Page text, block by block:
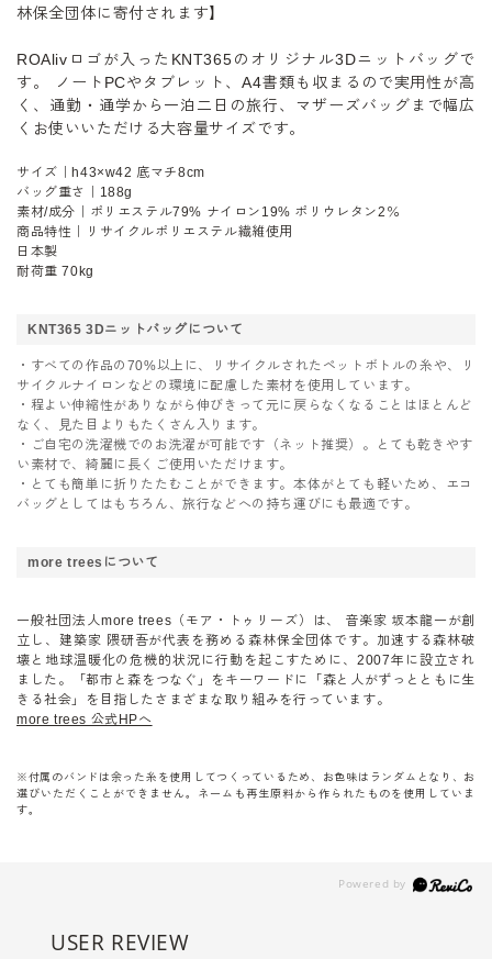
林保全団体に寄付されます】
ROAlivロゴが入ったKNT365のオリジナル3Dニットバッグで
す。 ノートPCやタブレット、A4書類も収まるので実用性が高
く、通勤・通学から一泊二日の旅行、マザーズバッグまで幅広
くお使いいただける大容量サイズです。
サイズ｜h43×w42 底マチ8cm
バッグ重さ｜188g
素材/成分｜ポリエステル79% ナイロン19% ポリウレタン2％
商品特性｜リサイクルポリエステル繊維使用
日本製
耐荷重 70kg
KNT365 3Dニットバッグについて
・すべての作品の70%以上に、リサイクルされたペットボトルの糸や、リ
サイクルナイロンなどの環境に配慮した素材を使用しています。
・程よい伸縮性がありながら伸びきって元に戻らなくなることはほとんど
なく、見た目よりもたくさん入ります。
・ご自宅の洗濯機でのお洗濯が可能です（ネット推奨）。とても乾きやす
い素材で、綺麗に長くご使用いただけます。
・とても簡単に折りたたむことができます。本体がとても軽いため、エコ
バッグとしてはもちろん、旅行などへの持ち運びにも最適です。
more treesについて
一般社団法人more trees（モア・トゥリーズ）は、 音楽家 坂本龍一が創
立し、建築家 隈研吾が代表を務める森林保全団体です。加速する森林破
壊と地球温暖化の危機的状況に行動を起こすために、2007年に設立され
ました。「都市と森をつなぐ」をキーワードに「森と人がずっとともに生
きる社会」を目指したさまざまな取り組みを行っています。
more trees 公式HPへ
※付属のバンドは余った糸を使用してつくっているため、お色味はランダムとなり、お
選びいただくことができません。ネームも再生原料から作られたものを使用していま
す。
USER REVIEW